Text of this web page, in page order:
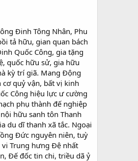
Đinh Tông Nhân, Phu
tả hữu, gian quan bách
Quốc Công, gia tặng
quốc hữu sử, gia hữu
kỳ trí giã. Mang Động
quỷ vận, bất vị kinh
Công hiệu lực ư cường
phụ thành đế nghiệp
hữu sanh tôn Thanh
du dĩ thanh xã tắc. Ngoại
Đức nguyên niên, tuỳ
Trung hưng Đệ nhất
Đế đốc tin chi, triều dã ỷ